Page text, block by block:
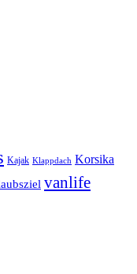
Kajak Klappdach Korsika
vanlife